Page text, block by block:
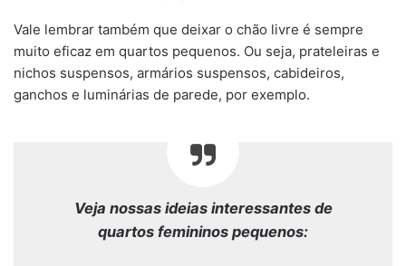
Vale lembrar também que deixar o chão livre é sempre
muito eficaz em quartos pequenos. Ou seja, prateleiras e
nichos suspensos, armários suspensos, cabideiros,
ganchos e luminárias de parede, por exemplo.
Veja nossas ideias interessantes de
quartos femininos pequenos: